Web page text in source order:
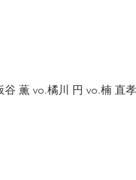
谷 薫 vo.橘川 円 vo.楠 直